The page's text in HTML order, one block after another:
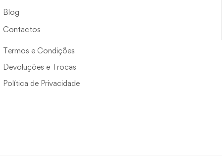
Blog
Contactos
Termos e Condições
Devoluções e Trocas
Política de Privacidade